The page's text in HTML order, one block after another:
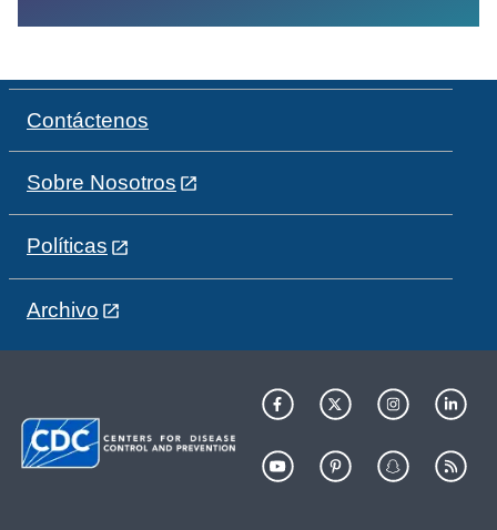
Contáctenos
Sobre Nosotros
Políticas
Archivo